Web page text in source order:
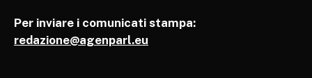
Per inviare i comunicati stampa:
redazione@agenparl.eu